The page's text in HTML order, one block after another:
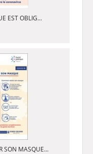
EST OBLIG...
SON MASQUE...